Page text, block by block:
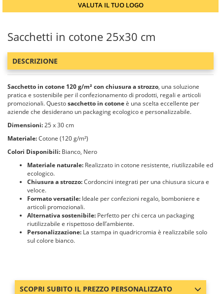
VALUTA IL TUO LOGO
Sacchetti in cotone 25x30 cm
DESCRIZIONE
Sacchetto in cotone 120 g/m² con chiusura a strozzo, una soluzione
pratica e sostenibile per il confezionamento di prodotti, regali e articoli
promozionali. Questosacchetto in cotoneè una scelta eccellente per
aziende che desiderano un packaging ecologico e personalizzabile.
Dimensioni:25 x 30 cm
Materiale:Cotone (120 g/m²)
Colori Disponibili: Bianco, Nero
Materiale naturale: Realizzato in cotone resistente, riutilizzabile ed
ecologico.
Chiusura a strozzo:Cordoncini integrati per una chiusura sicura e
veloce.
Formato versatile: Ideale per confezioni regalo, bomboniere e
articoli promozionali.
Alternativa sostenibile: Perfetto per chi cerca un packaging
riutilizzabile e rispettoso dell’ambiente.
Personalizzazione: La stampa in quadricromia è realizzabile solo
sul colore bianco.
SCOPRI SUBITO IL PREZZO PERSONALIZZATO